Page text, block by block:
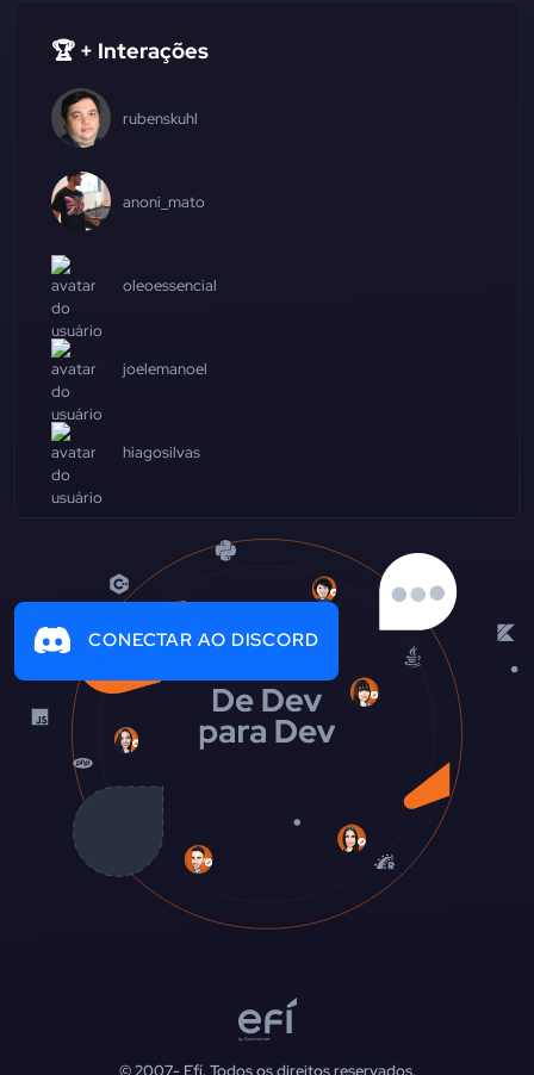
🏆 + Interações
rubenskuhl
anoni_mato
oleoessencial
joelemanoel
hiagosilvas
CONECTAR AO DISCORD